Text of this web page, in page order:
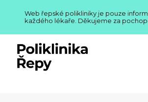
Web řepské polikliniky je pouze
každého lékaře. Děkujeme za